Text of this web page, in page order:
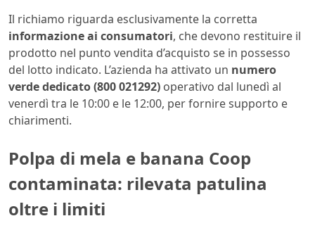
Il richiamo riguarda esclusivamente la corretta
informazione ai consumatori, che devono restituire il
prodotto nel punto vendita d’acquisto se in possesso
del lotto indicato. L’azienda ha attivato un numero
verde dedicato (800 021292) operativo dal lunedì al
venerdì tra le 10:00 e le 12:00, per fornire supporto e
chiarimenti.
Polpa di mela e banana Coop
contaminata: rilevata patulina
oltre i limiti